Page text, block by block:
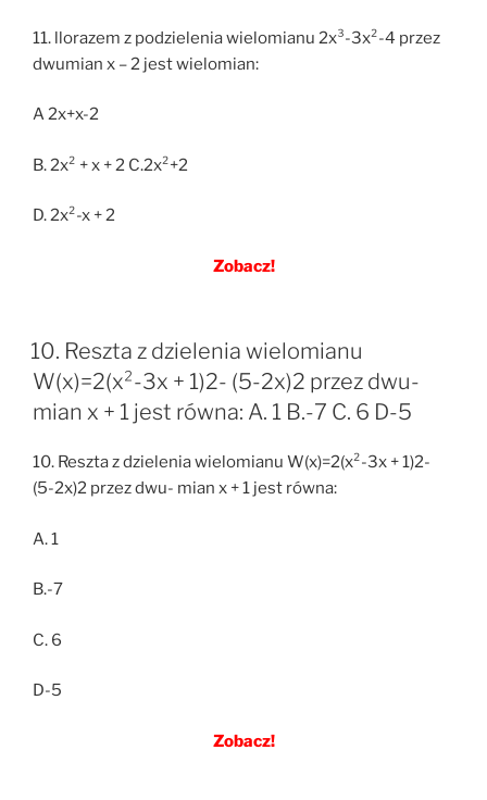
11. llorazem z podzielenia wielomianu 2x³-3x²-4 przez
dwumian x – 2 jest wielomian:
A 2x+x-2
B. 2x² + x + 2 C.2x²+2
D. 2x²-x + 2
Zobacz!
10. Reszta z dzielenia wielomianu
W(x)=2(x²-3x + 1)2- (5-2x)2 przez dwu-
mian x + 1 jest równa: A. 1 B.-7 C. 6 D-5
10. Reszta z dzielenia wielomianu W(x)=2(x²-3x + 1)2-
(5-2x)2 przez dwu- mian x + 1 jest równa:
A. 1
B.-7
C. 6
D-5
Zobacz!